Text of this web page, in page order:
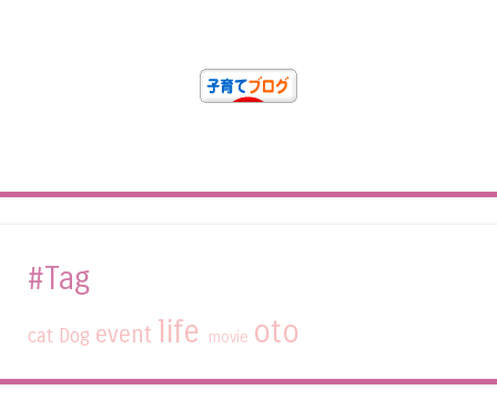
#Tag
cat Dog event life movie oto